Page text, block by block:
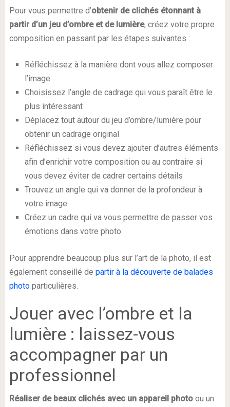
Pour vous permettre d’obtenir de clichés étonnant à
partir d’un jeu d’ombre et de lumière, créez votre propre
composition en passant par les étapes suivantes :
Réfléchissez à la manière dont vous allez composer
l’image
Choisissez l’angle de cadrage qui vous paraît être le
plus intéressant
Déplacez tout autour du jeu d’ombre/lumière pour
obtenir un cadrage original
Réfléchissez si vous devez ajouter d’autres éléments
afin d’enrichir votre composition ou au contraire si
vous devez éviter de cadrer certains détails
Trouvez un angle qui va donner de la profondeur à
votre image
Créez un cadre qui va vous permettre de passer vos
émotions dans votre photo
Pour apprendre beaucoup plus sur l’art de la photo, il est
également conseillé de partir à la découverte de balades
photoparticulières.
Jouer avec l’ombre et la
lumière : laissez-vous
accompagner par un
professionnel
Réaliser de beaux clichés avec un appareil photoou un